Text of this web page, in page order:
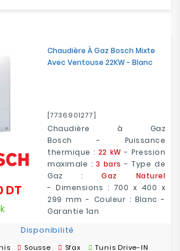
Chaudière À Gaz Bosch Mixte
Avec Ventouse 22KW - Blanc
[7736901277]
Chaudière à Gaz
Bosch - Puissance
thermique : 22 kW- Pression
maximale : 3 bars - Type de
Gaz :Gaz Naturel
- Dimensions : 700 x 400 x
299 mm - Couleur : Blanc -
Garantie 1an
DT
Disponibilité
Sousse Sfax Tunis Drive-IN